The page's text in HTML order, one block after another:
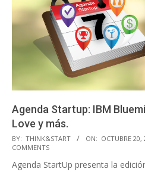
Agenda Startup: IBM
Love y más.
2014-
10-
20
BY: THINK&START ON: OCTUBRE 20,
COMMENTS
Agenda StartUp presenta la